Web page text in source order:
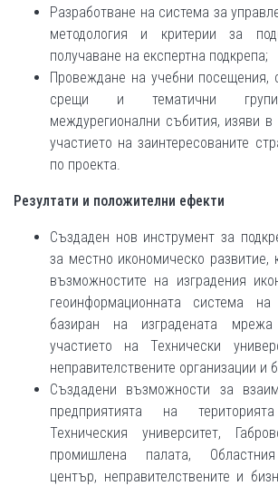
Разработване на система за
методология и критерии за
получаване на експертна подкрепа;
Провеждане на учебни посещения,
срещи и тематични групи,
междурегионални събития, изяви
участието на заинтересованите
по проекта.
Резултати и положителни ефекти
Създаден нов инструмент за
за местно икономическо развитие,
възможностите на изградения
геоинформационната система
базиран на изградената
участието на Технически
неправителствените организации и
Създадени възможности за
предприятията на
Техническия университет,
промишлена палата,
център, неправителствените и